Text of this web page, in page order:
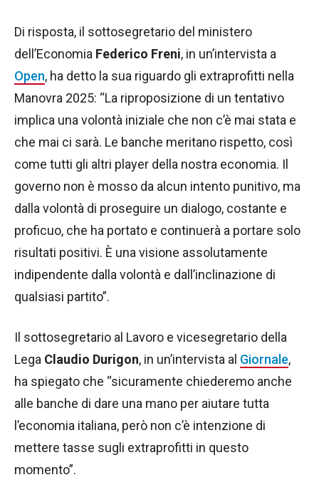
Di risposta, il sottosegretario del ministero
dell’Economia Federico Freni, in un’intervista a
Open, ha detto la sua riguardo gli extraprofitti nella
Manovra 2025: “La riproposizione di un tentativo
implica una volontà iniziale che non c’è mai stata e
che mai ci sarà. Le banche meritano rispetto, così
come tutti gli altri player della nostra economia. Il
governo non è mosso da alcun intento punitivo, ma
dalla volontà di proseguire un dialogo, costante e
proficuo, che ha portato e continuerà a portare solo
risultati positivi. È una visione assolutamente
indipendente dalla volontà e dall’inclinazione di
qualsiasi partito”.
Il sottosegretario al Lavoro e vicesegretario della
Lega Claudio Durigon, in un’intervista al Giornale,
ha spiegato che “sicuramente chiederemo anche
alle banche di dare una mano per aiutare tutta
l’economia italiana, però non c’è intenzione di
mettere tasse sugli extraprofitti in questo
momento”.